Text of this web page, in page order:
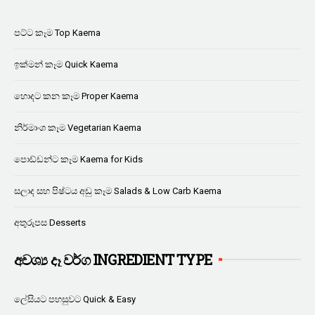
පට්ට කෑම Top Kaema
ඉක්මන් කෑම Quick Kaema
හොදට කන කෑම Proper Kaema
නිර්මාංශ කෑම Vegetarian Kaema
පොඩ්ඩන්ට කෑම Kaema for Kids
සලාද සහ පිෂ්ටය අඩු කෑම Salads & Low Carb Kaema
අතුරුපස Desserts
අවශ්‍ය දෑ වර්ග INGREDIENT TYPE
ලේසියට පහසුවට Quick & Easy